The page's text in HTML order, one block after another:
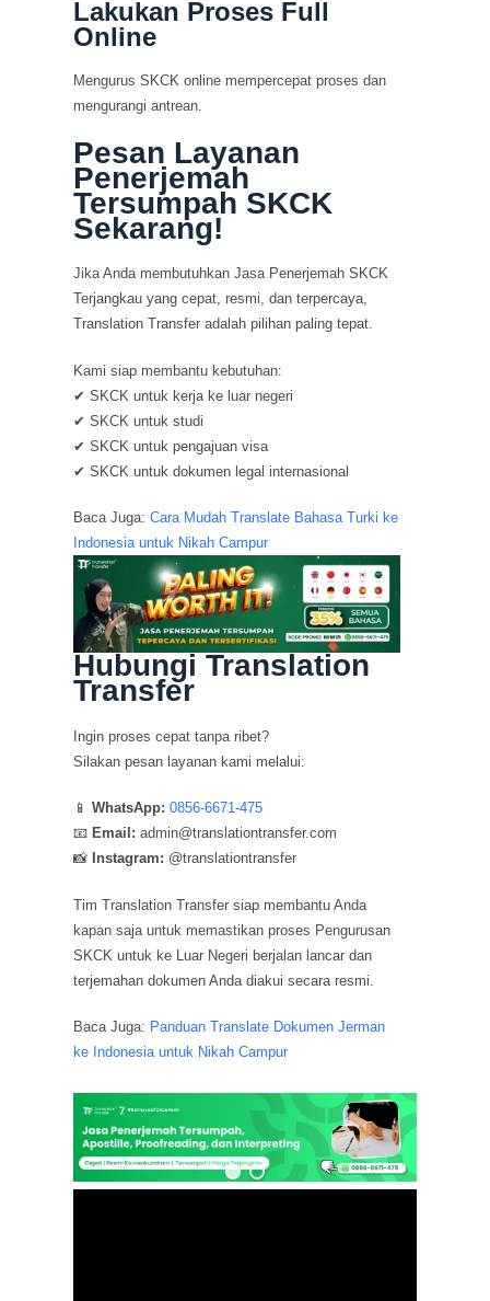
Lakukan Proses Full
Online
Mengurus SKCK online mempercepat proses dan
mengurangi antrean.
Pesan Layanan
Penerjemah
Tersumpah SKCK
Sekarang!
Jika Anda membutuhkan Jasa Penerjemah SKCK
Terjangkau yang cepat, resmi, dan terpercaya,
Translation Transfer adalah pilihan paling tepat.
Kami siap membantu kebutuhan:
✔ SKCK untuk kerja ke luar negeri
✔ SKCK untuk studi
✔ SKCK untuk pengajuan visa
✔ SKCK untuk dokumen legal internasional
Baca Juga:Cara Mudah Translate Bahasa Turki ke
Indonesia untuk Nikah Campur
Hubungi Translation
Transfer
Ingin proses cepat tanpa ribet?
Silakan pesan layanan kami melalui:
📱WhatsApp: 0856-6671-475
📧 Email: admin@translationtransfer.com
📸 Instagram: @translationtransfer
Tim Translation Transfer siap membantu Anda
kapan saja untuk memastikan proses Pengurusan
SKCK untuk ke Luar Negeri berjalan lancar dan
terjemahan dokumen Anda diakui secara resmi.
Baca Juga: Panduan Translate Dokumen Jerman
ke Indonesia untuk Nikah Campur